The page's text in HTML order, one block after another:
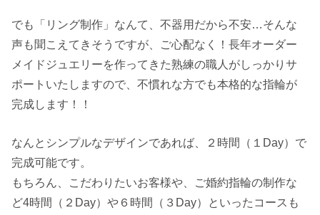
でも「リング制作」なんて、不器用だから不安…そんな
声も聞こえてきそうですが、ご心配なく！長年オーダー
メイドジュエリーを作ってきた熟練の職人がしっかりサ
ポートいたしますので、不慣れな方でも本格的な指輪が
完成します！！
なんとシンプルなデザインであれば、２時間（１Day）で
完成可能です。
もちろん、こだわりたいお客様や、ご婚約指輪の制作な
ど4時間（２Day）や６時間（３Day）といったコースも